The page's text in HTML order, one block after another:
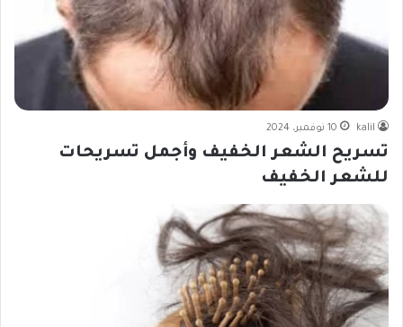
kalil 10 نوفمبر، 2024
تسريح الشعر الخفيف وأجمل تسريحات
للشعر الخفيف